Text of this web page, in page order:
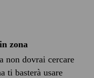
zona
non dovrai cercare
ti basterà usare